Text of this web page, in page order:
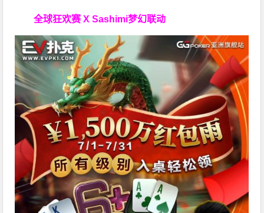
全球狂欢赛 X Sashimi梦幻联动